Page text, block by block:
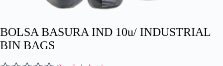
BOLSA BASURA IND 10u/ INDUSTRIAL
BIN BAGS